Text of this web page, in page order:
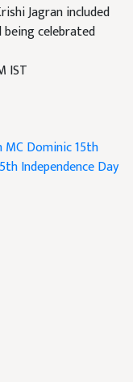
Jagran included
celebrated
IST
MC Dominic15th
Independence Day